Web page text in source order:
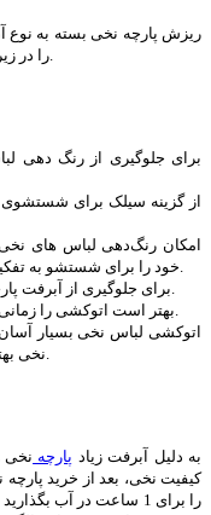
ریزش پارچه نخی بسته به
را در زیر پارچه قرار دهید تا از میزان ریزش آن مطلع شوید.
برای جلوگیری از رنگ دهی
از گزینه سیلک برای
امکان رنگ‌دهی لباس های
خود را برای شست­شو به تفکیک رنگ، درون ماشین لباس­شویی قرار دهید.
برای جلوگیری از آبرفت پارچه هنگام اتوکشی از بخار اتو استفاده نکنید.
بهتر است اتوکشی را زمانی انجام دهید که پارچه نخی کمی نمدار است.
اتوکشی لباس نخی بسیار
نخی بهتر است به صورت پشت و رو، آن را اتو کنید.
به دلیل آبرفت زیاد پارچه نخی
کیفیت نخی، بعد از خرید پارچه
را برای 1 ساعت در